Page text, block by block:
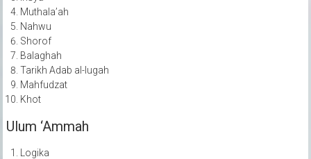
Muthala’ah
Nahwu
Shorof
Balaghah
Tarikh Adab al-lugah
Mahfudzat
Khot
Ulum ‘Ammah
Logika